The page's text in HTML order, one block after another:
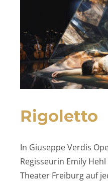
Rigoletto
In Giuseppe Verdis
Regisseurin Emily
Theater Freiburg auf